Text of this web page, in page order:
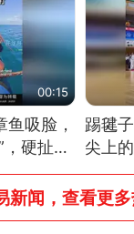
00:15
吸脸，
，硬扯加
脱
踢毽
尖上
友：
是武
新闻，查看更